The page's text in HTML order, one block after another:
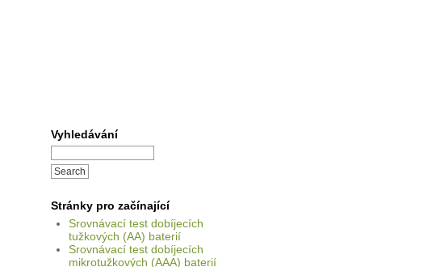
Vyhledávání
Stránky pro začínající
Srovnávací test dobíjecích
tužkových (AA) baterií
Srovnávací test dobíjecích
mikrotužkových (AAA) baterií